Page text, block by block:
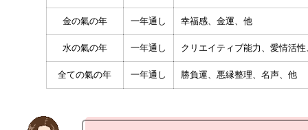
金の氣の年 一年通し 幸福感、金運、他
水の氣の年 一年通し クリエイティブ能力、愛情活性
全ての氣の年 一年通し 勝負運、悪縁整理、名声、他